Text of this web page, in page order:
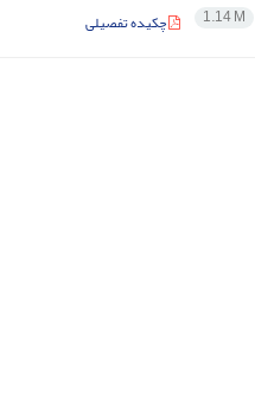
1.14 M چکیده تفصیلی